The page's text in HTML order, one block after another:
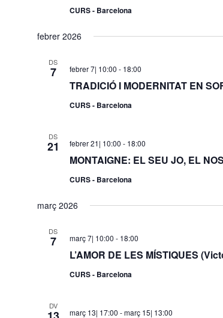
CURS - Barcelona
febrer 2026
DS
7
TRADICIÓ I MODERNITAT EN
febrer 7| 10:00 - 18:00
CURS - Barcelona
DS
21
MONTAIGNE: EL SEU JO, EL
febrer 21| 10:00 - 18:00
CURS - Barcelona
març 2026
DS
7
L’AMOR DE LES MÍSTIQUES
març 7| 10:00 - 18:00
CURS - Barcelona
DV
març 13| 17:00 -març 15| 13:00